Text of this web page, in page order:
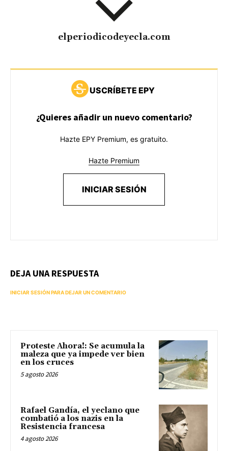
elperiodicodeyecla.com
USCRÍBETE EPY
¿Quieres añadir un nuevo comentario?
Hazte EPY Premium, es gratuito.
Hazte Premium
INICIAR SESIÓN
DEJA UNA RESPUESTA
INICIAR SESIÓN PARA DEJAR UN COMENTARIO
Proteste Ahora!: Se acumula la
maleza que ya impede ver bien
en los cruces
5 agosto 2026
Rafael Gandía, el yeclano que
combatió a los nazis en la
Resistencia francesa
4 agosto 2026